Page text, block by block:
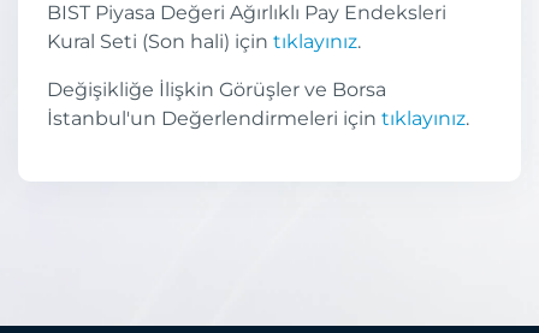
BIST Piyasa Değeri Ağırlıklı Pay Endeksleri
Kural Seti (Son hali) için tıklayınız.
Değişikliğe İlişkin Görüşler ve Borsa
İstanbul'un Değerlendirmeleri için tıklayınız.